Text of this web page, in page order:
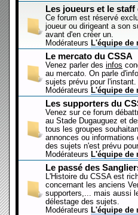
Les joueurs et le staff
Ce forum est réservé
joueur ou dirigeant a son
avant d'en créer un.
Modérateurs L'équipe de
Le mercato du CSSA
Venez parler des infos
au mercato. On parle
sujets prévu pour l'instant.
Modérateurs L'équipe de
Les supporters du
Venez sur ce forum
au Stade Dugauguez et
tous les groupes
annonces ou
des sujets n'est prévu
Modérateurs L'équipe de
Le passé des
L'Histoire du CSSA est
concernant les anciens
supporters,... mais aussi
délestage des sujets.
Modérateurs L'équipe de